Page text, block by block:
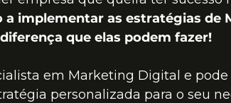
a implementar as estratégias de
que elas podem fazer!
em Marketing Digital e
personalizada para o seu